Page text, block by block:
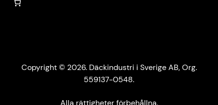
Copyright © 2026. Däckindustri i Sverige AB, Org.
559137-0548.
Alla rättigheter förbehållna.